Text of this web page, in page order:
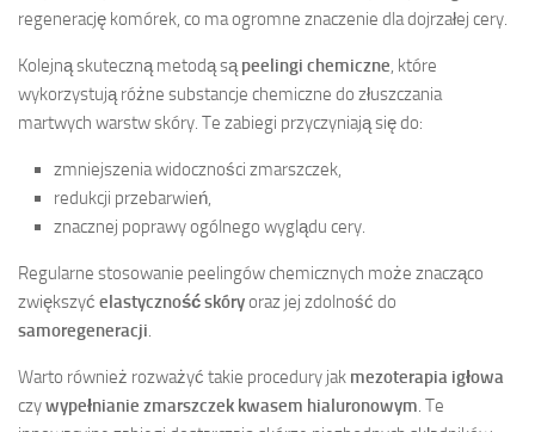
regenerację komórek, co ma ogromne znaczenie dla dojrzałej cery.
Kolejną skuteczną metodą sąpeelingi chemiczne, które
wykorzystują różne substancje chemiczne do złuszczania
martwych warstw skóry. Te zabiegi przyczyniają się do:
zmniejszenia widoczności zmarszczek,
redukcji przebarwień,
znacznej poprawy ogólnego wyglądu cery.
Regularne stosowanie peelingów chemicznych może znacząco
zwiększyć elastyczność skóryoraz jej zdolność do
samoregeneracji.
Warto również rozważyć takie procedury jak mezoterapia igłowa
czywypełnianie zmarszczek kwasem hialuronowym. Te